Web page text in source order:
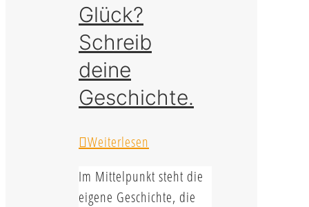
Glück?
Schreib
deine
Geschichte.
Weiterlesen
Im Mittelpunkt steht die
eigene Geschichte, die